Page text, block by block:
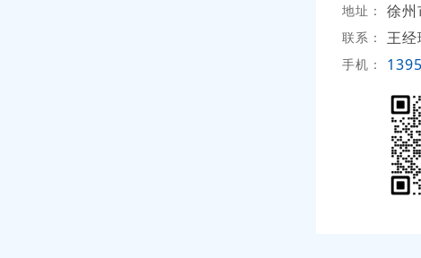
地址： 徐州
联系： 王经
手机：